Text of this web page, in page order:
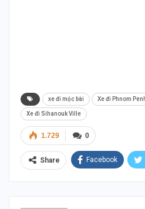
xe đi mộc bài Xe đi Phnom
Xe đi Sihanouk Ville
0
1.729
Share Facebook